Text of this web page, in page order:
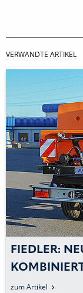
VERWANDTE ARTIKEL
FIEDLER:
zum Artikel